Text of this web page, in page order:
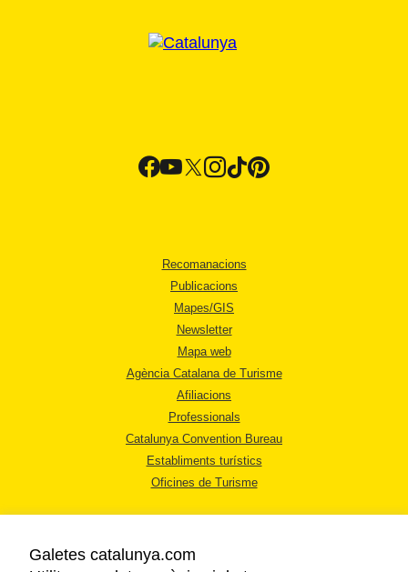
Recomanacions
Publicacions
Mapes/GIS
Newsletter
Mapa web
Agència Catalana de Turisme
Afiliacions
Professionals
Catalunya Convention Bureau
Establiments turístics
Oficines de Turisme
Galetes catalunya.com